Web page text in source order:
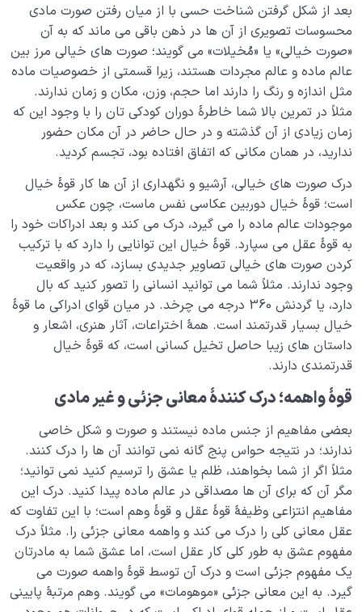
نسبت دنیا به آخرت 0/24
سنّت‌های الهی 0/20
مرگ یا تولد؟ 0/13
دنیا؛ باشگاه انسان‌سازی
چگونه انسان شویم؟
بعد از شکل گرفتن شناخت حسی با از میان رفتن صورت مادی
محسوسات تصویری از آن ها در ذهن باقی می ماند که به آن
«صورت خیالی» یا «مُخیلات» می گویند؛ صورت های خیالی مرز بین
عالم ماده و عالم مجردات هستند، زیرا قسمتی از خصوصیات ماده
مثل اندازه و رنگ را دارند اما حجم، وزن، مکان و زمان ندارند.
مثلاً در تمرین بالا شما خاطرۀ دوران کودکی تان را با وجود این که
زمان زیادی از آن گذشته و در حال حاضر در آن مکان حضور
ندارید، در همان مکانی که اتفاق افتاده بود، تجسم کردید.
درک صورت های خیالی، آرشیو و نگهداری از آن ها کار قوۀ خیال
است؛ قوۀ خیال دوربین عکاسی نفس ماست، چون عکس
موجودات عالم ماده را می گیرد، درک می کند و بعد ادراکات خود را
به قوۀ عقل می سپارد. قوۀ خیال این توانایی را دارد که با ترکیب
کردن صورت های خیالی تصاویر جدیدی بسازد، که در واقعیت
وجود ندارند. مثلاً شما می توانید انسانی را تصور کنید که بال
دارد، یا گردنش 360 درجه می چرخد. در میان قوای ادراکی ما قوۀ
خیال بسیار قدرتمند است. همۀ اختراعات، آثار هنری، اشعار و
داستان های زیبا حاصل تخیل کسانی است، که قوۀ خیال
قدرتمندی دارند.
قوۀ واهمه؛ درک کنندۀ معانی جزئی و غیر مادی
بعضی مفاهیم از جنس ماده نیستند و صورت و شکل خاصی
ندارند؛ در نتیجه حواس پنج گانه نمی توانند آن ها را درک کنند.
مثلاً اگر از شما بخواهند، ظلم یا عشق را ترسیم کنید نمی توانید؛
مگر آن که برای آن ها مصداقی در عالم ماده پیدا کنید. درک این
مفاهیم انتزاعی وظیفۀ قوۀ عقل و قوۀ وهم است؛ با این تفاوت که
عقل معانی کلی را درک می کند و واهمه معانی جزئی را. مثلاً درک
مفهوم عشق به طور کلی کار عقل است، اما عشق شما به مادرتان
یک مفهوم جزئی است و درک آن توسط قوۀ واهمه صورت می
گیرد. به این معانی جزئی «موهومات» می گویند. وهم مرتبۀ پایینی